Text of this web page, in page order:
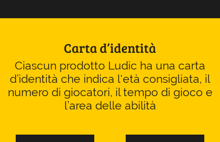
Carta d’identità
Ciascun prodotto Ludic ha una carta
d’identità che indica l'età consigliata, il
numero di giocatori, il tempo di gioco e
l’area delle abilità